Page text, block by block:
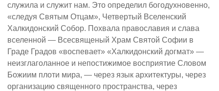
служила и служит нам. Это определил богодухновенно,
«следуя Святым Отцам», Четвертый Вселенский
Халкидонский Собор. Похвала православия и слава
вселенной — Всесвященый Храм Святой Софии в
Граде Градов «воспевает» «Халкидонский догмат» —
неизглаголанное и непостижимое восприятие Словом
Божиим плоти мира, — через язык архитектуры, через
организацию священного пространства, через